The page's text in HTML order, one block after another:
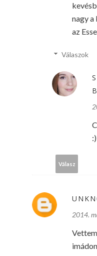
nagy a
az
Válaszok
Válasz
2014.